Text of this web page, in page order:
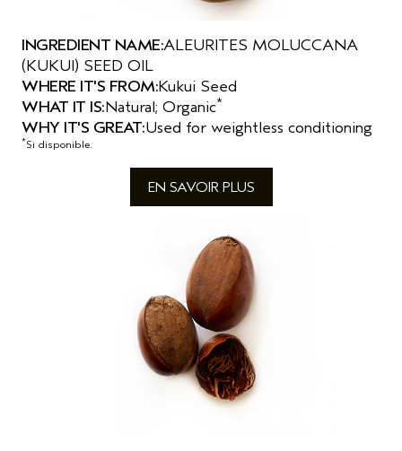
INGREDIENT NAME:ALEURITES MOLUCCANA
(KUKUI) SEED OIL
WHERE IT'S FROM:Kukui Seed
WHAT IT IS:Natural; Organic*
WHY IT'S GREAT:Used for weightless conditioning
*Si disponible.
EN SAVOIR PLUS